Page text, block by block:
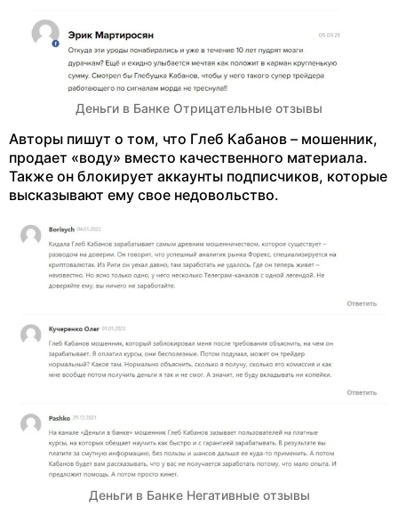
Деньги в Банке Отрицательные отзывы
Авторы пишут о том, что Глеб Кабанов – мошенник,
продает «воду» вместо качественного материала.
Также он блокирует аккаунты подписчиков, которые
высказывают ему свое недовольство.
Деньги в Банке Негативные отзывы